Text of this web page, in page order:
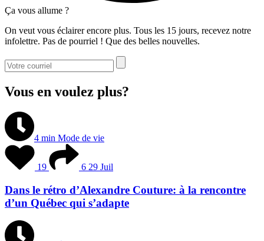
Ça vous allume ?
On veut vous éclairer encore plus. Tous les 15 jours, recevez notre
infolettre. Pas de pourriel ! Que des belles nouvelles.
Vous en voulez plus?
4 min Mode de vie
19 6 29 Juil
Dans le rétro d’Alexandre Couture: à la rencontre
d’un Québec qui s’adapte